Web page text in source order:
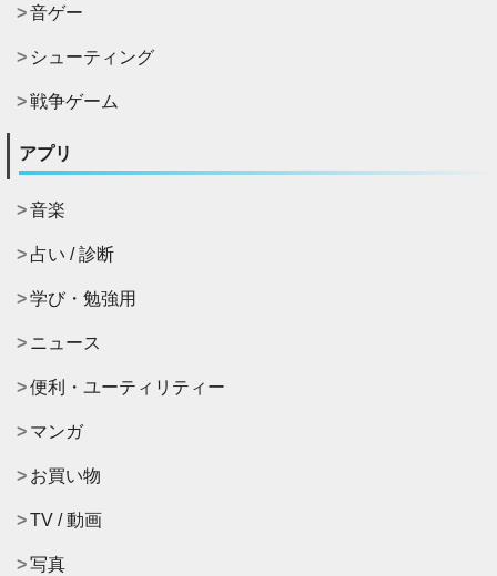
音ゲー
シューティング
戦争ゲーム
アプリ
音楽
占い / 診断
学び・勉強用
ニュース
便利・ユーティリティー
マンガ
お買い物
TV / 動画
写真